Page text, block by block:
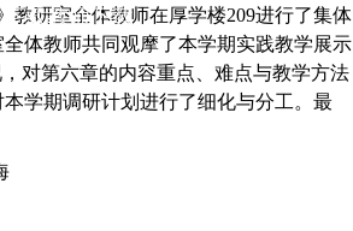
载教师下载
教研室全体教师在厚学楼209进行了集体
体教师共同观摩了本学期实践教学展示
对第六章的内容重点、难点与教学方法
学期调研计划进行了细化与分工。最